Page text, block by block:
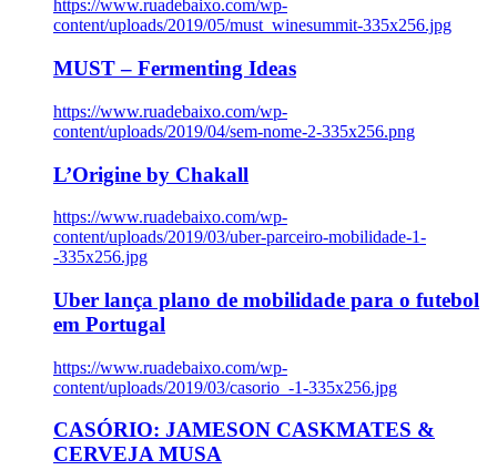
https://www.ruadebaixo.com/wp-
content/uploads/2019/05/must_winesummit-335x256.jpg
MUST – Fermenting Ideas
https://www.ruadebaixo.com/wp-
content/uploads/2019/04/sem-nome-2-335x256.png
L’Origine by Chakall
https://www.ruadebaixo.com/wp-
content/uploads/2019/03/uber-parceiro-mobilidade-1-
-335x256.jpg
Uber lança plano de mobilidade para o futebol
em Portugal
https://www.ruadebaixo.com/wp-
content/uploads/2019/03/casorio_-1-335x256.jpg
CASÓRIO: JAMESON CASKMATES &
CERVEJA MUSA